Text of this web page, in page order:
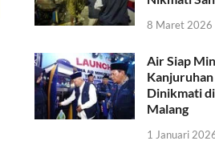
8 Maret 2026
Air Siap
Dinikmati
Malang
1 Januari